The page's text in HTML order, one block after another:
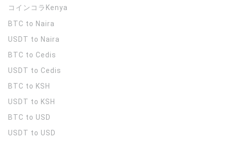
コインコラ Kenya
BTC to Naira
USDT to Naira
BTC to Cedis
USDT to Cedis
BTC to KSH
USDT to KSH
BTC to USD
USDT to USD